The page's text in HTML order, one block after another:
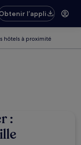
l’appli
hôtels à proximité
: